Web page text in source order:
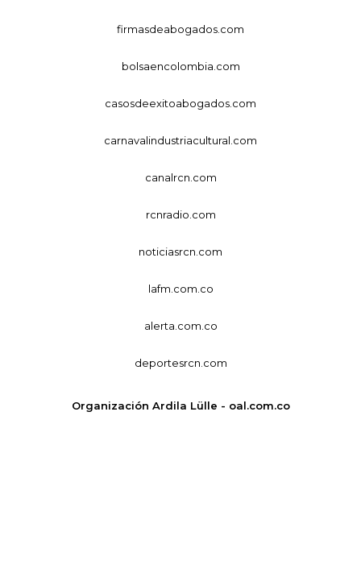
firmasdeabogados.com
bolsaencolombia.com
casosdeexitoabogados.com
carnavalindustriacultural.com
canalrcn.com
rcnradio.com
noticiasrcn.com
lafm.com.co
alerta.com.co
deportesrcn.com
Organización Ardila Lülle - oal.com.co